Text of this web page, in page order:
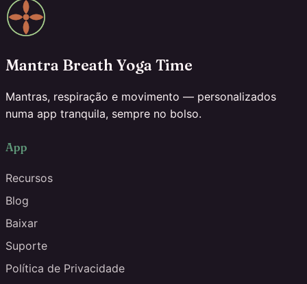
Mantra Breath Yoga Time
Mantras, respiração e movimento — personalizados
numa app tranquila, sempre no bolso.
App
Recursos
Blog
Baixar
Suporte
Política de Privacidade